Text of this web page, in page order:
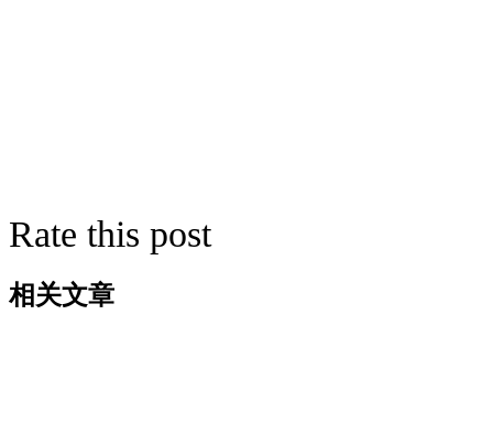
Rate this post
相关文章